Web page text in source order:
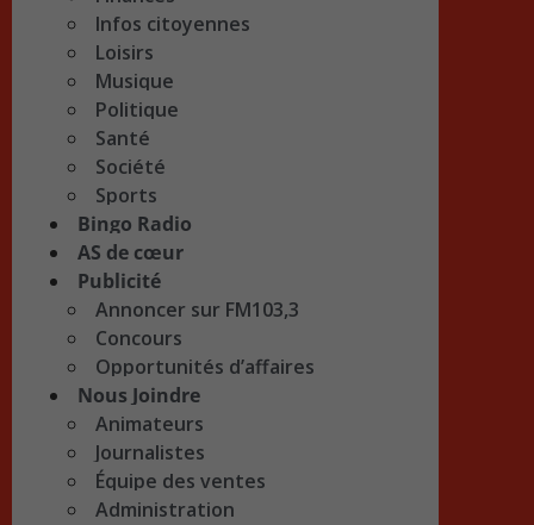
Infos citoyennes
Loisirs
Musique
Politique
Santé
Société
Sports
Bingo Radio
AS de cœur
Publicité
Annoncer sur FM103,3
Concours
Opportunités d’affaires
Nous Joindre
Animateurs
Journalistes
Équipe des ventes
Administration